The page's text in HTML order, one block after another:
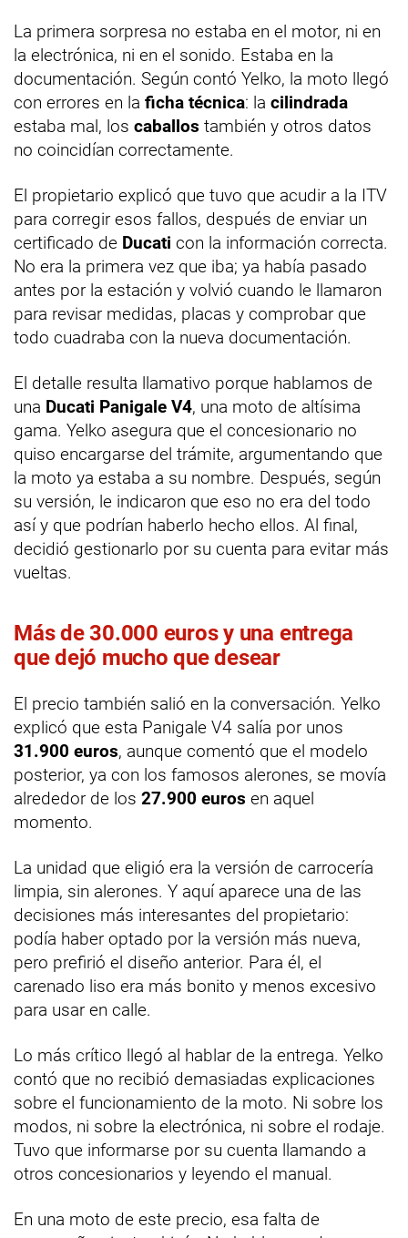
La primera sorpresa no estaba en el motor, ni en
la electrónica, ni en el sonido. Estaba en la
documentación. Según contó Yelko, la moto llegó
con errores en la ficha técnica: la cilindrada
estaba mal, los caballos también y otros datos
no coincidían correctamente.
El propietario explicó que tuvo que acudir a la ITV
para corregir esos fallos, después de enviar un
certificado de Ducati con la información correcta.
No era la primera vez que iba; ya había pasado
antes por la estación y volvió cuando le llamaron
para revisar medidas, placas y comprobar que
todo cuadraba con la nueva documentación.
El detalle resulta llamativo porque hablamos de
una Ducati Panigale V4, una moto de altísima
gama. Yelko asegura que el concesionario no
quiso encargarse del trámite, argumentando que
la moto ya estaba a su nombre. Después, según
su versión, le indicaron que eso no era del todo
así y que podrían haberlo hecho ellos. Al final,
decidió gestionarlo por su cuenta para evitar más
vueltas.
Más de 30.000 euros y una entrega
que dejó mucho que desear
El precio también salió en la conversación. Yelko
explicó que esta Panigale V4 salía por unos
31.900 euros, aunque comentó que el modelo
posterior, ya con los famosos alerones, se movía
alrededor de los 27.900 euros en aquel
momento.
La unidad que eligió era la versión de carrocería
limpia, sin alerones. Y aquí aparece una de las
decisiones más interesantes del propietario:
podía haber optado por la versión más nueva,
pero prefirió el diseño anterior. Para él, el
carenado liso era más bonito y menos excesivo
para usar en calle.
Lo más crítico llegó al hablar de la entrega. Yelko
contó que no recibió demasiadas explicaciones
sobre el funcionamiento de la moto. Ni sobre los
modos, ni sobre la electrónica, ni sobre el rodaje.
Tuvo que informarse por su cuenta llamando a
otros concesionarios y leyendo el manual.
En una moto de este precio, esa falta de